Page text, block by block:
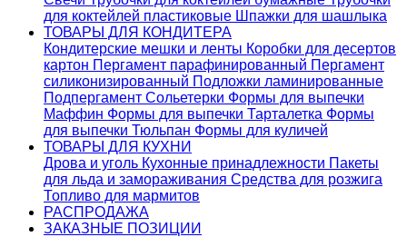
для коктейлей пластиковые Шпажки для шашлыка
ТОВАРЫ ДЛЯ КОНДИТЕРА
Кондитерские мешки и ленты Коробки для десертов
картон Пергамент парафинированный Пергамент
силиконизированный Подложки ламинированные
Подпергамент Сольетерки Формы для выпечки
Маффин Формы для выпечки Тарталетка Формы
для выпечки Тюльпан Формы для куличей
ТОВАРЫ ДЛЯ КУХНИ
Дрова и уголь Кухонные принадлежности Пакеты
для льда и замораживания Средства для розжига
Топливо для мармитов
РАСПРОДАЖА
ЗАКАЗНЫЕ ПОЗИЦИИ